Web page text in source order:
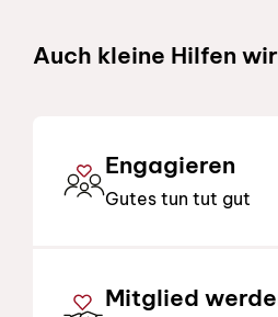
Auch kleine Hilfen
Engagieren
Gutes tun tut gut
Mitglied